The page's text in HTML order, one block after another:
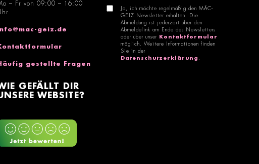
– Fr von 09:00 – 16:00
geiz.de
gestellte Fragen
GEFÄLLT DIR
WEBSITE?
Ja, ich möchte regelmäßig den MÄC-
GEIZ Newsletter erhalten. Die
Abmeldung ist jederzeit über den
Abmeldelink am Ende des Newsletters
oder über unser
Kontaktformular
möglich. Weitere Informationen finden
Sie in der
Datenschutzerklärung .